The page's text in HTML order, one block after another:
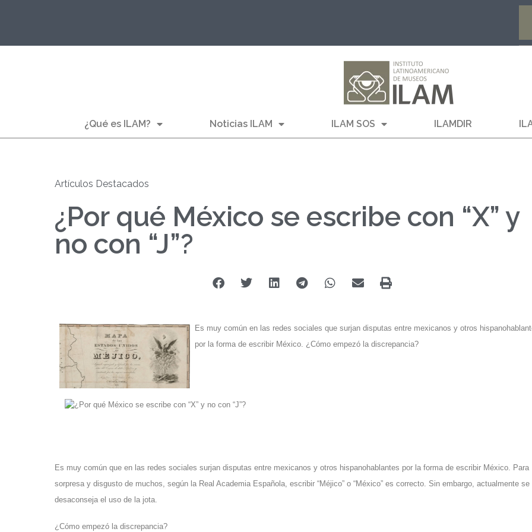
¿Qué es ILAM? Noticias ILAM ILAM SOS ILAMDIR
Artículos Destacados
¿Por qué México se escribe con “X” y
no con “J”?
Es muy común en las redes sociales que surjan disputas entre mexicanos y otros
por la forma de escribir México. ¿Cómo empezó la discrepancia?
Es muy común que en las redes sociales surjan disputas entre mexicanos y otros hispanohablantes por la forma de escribir México. Para
sorpresa y disgusto de muchos, según la Real Academia Española, escribir “Méjico” o “México” es correcto. Sin embargo, actualmente se
desaconseja el uso de la jota.
¿Cómo empezó la discrepancia?